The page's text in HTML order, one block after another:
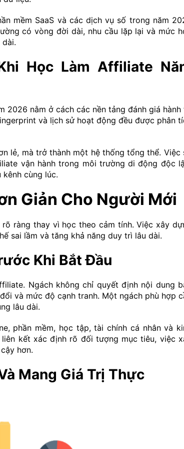
mềm SaaS và các dịch vụ số trong năm
có vòng đời dài, nhu cầu lặp lại và mức
Học Làm Affiliate
nằm ở cách các nền tảng đánh giá hành
và lịch sử hoạt động đều được phân
lẻ, mà trở thành một hệ thống tổng thể. Việc
vận hành trong môi trường di động độc
cùng lúc.
Giản Cho Người Mới
ràng thay vì học theo cảm tính. Việc xây
sai lầm và tăng khả năng duy trì lâu dài.
Khi Bắt Đầu
Ngách không chỉ quyết định nội dung
và mức độ cạnh tranh. Một ngách phù hợp
lâu dài.
phần mềm, học tập, tài chính cá nhân và
kết xác định rõ đối tượng mục tiêu, việc
hơn.
Mang Giá Trị Thực